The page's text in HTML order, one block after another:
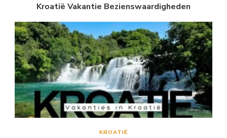
Kroatië Vakantie Bezienswaardigheden
KROATIË